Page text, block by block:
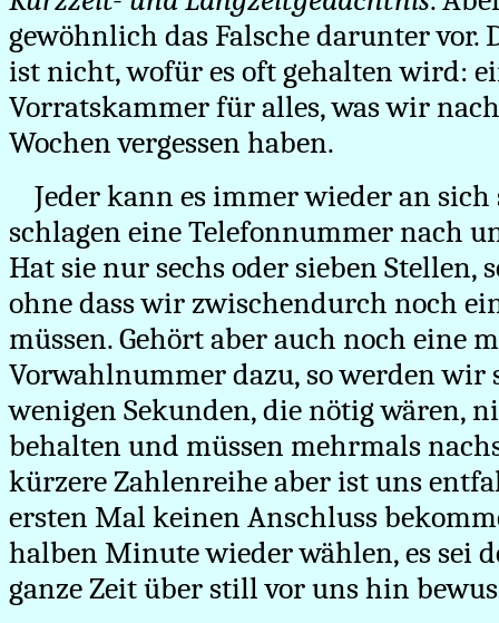
gewöhnlich das Falsche darunter vor.
ist nicht, wofür es oft gehalten wird:
Vorratskammer für alles, was wir
Wochen vergessen haben.
Jeder kann es immer wieder an
schlagen eine Telefonnummer nach
Hat sie nur sechs oder sieben Stellen,
ohne dass wir zwischendurch noch
müssen. Gehört aber auch noch eine
Vorwahlnummer dazu, so werden wir
wenigen Sekunden, die nötig wären,
behalten und müssen mehrmals
kürzere Zahlenreihe aber ist uns
ersten Mal keinen Anschluss
halben Minute wieder wählen, es sei
ganze Zeit über still vor uns hin